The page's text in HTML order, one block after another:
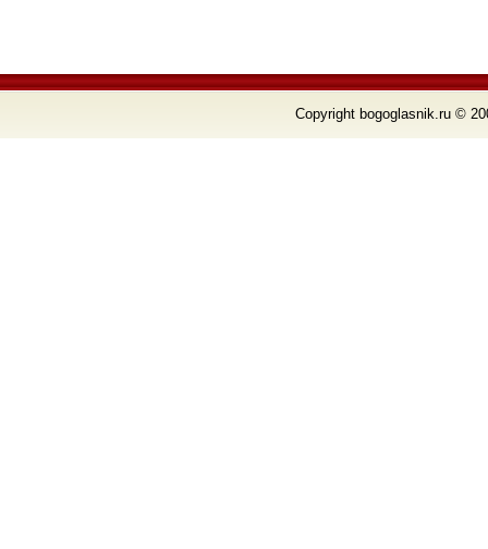
Copyright bogoglasnik.ru ©